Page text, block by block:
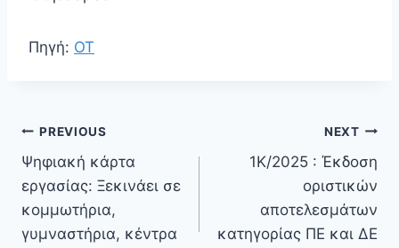
Πηγή: ΟΤ
PREVIOUS
Ψηφιακή κάρτα
εργασίας: Ξεκινάει σε
κομμωτήρια,
γυμναστήρια, κέντρα
NEXT
1Κ/2025 : Έκδοση
οριστικών
αποτελεσμάτων
κατηγορίας ΠΕ και ΔΕ